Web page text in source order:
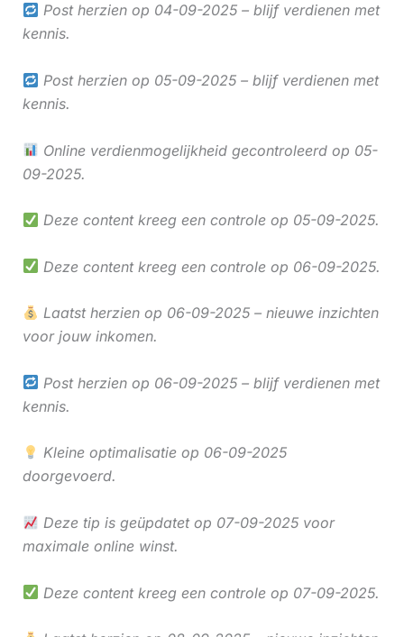
Post herzien op 04-09-2025 – blijf verdienen met
kennis.
Post herzien op 05-09-2025 – blijf verdienen met
kennis.
Online verdienmogelijkheid gecontroleerd op 05-
09-2025.
Deze content kreeg een controle op 05-09-2025.
Deze content kreeg een controle op 06-09-2025.
Laatst herzien op 06-09-2025 – nieuwe inzichten
voor jouw inkomen.
Post herzien op 06-09-2025 – blijf verdienen met
kennis.
Kleine optimalisatie op 06-09-2025
doorgevoerd.
Deze tip is geüpdatet op 07-09-2025 voor
maximale online winst.
Deze content kreeg een controle op 07-09-2025.